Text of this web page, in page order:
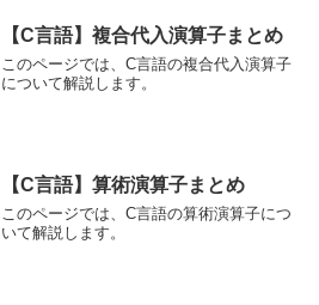
【C言語】複合代入演算子まとめ
このページでは、C言語の複合代入演算子
について解説します。
【C言語】算術演算子まとめ
このページでは、C言語の算術演算子につ
いて解説します。